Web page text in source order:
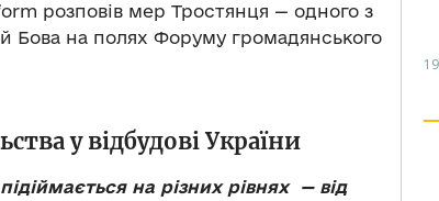
розповів мер Тростянця — одного з
на полях Форуму громадянського
у відбудові України
на різних рівнях —від